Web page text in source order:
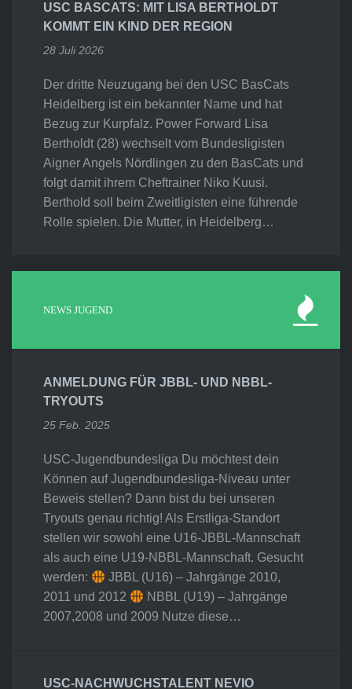
USC BASCATS: MIT LISA BERTHOLDT
KOMMT EIN KIND DER REGION
28 Juli 2026
Der dritte Neuzugang bei den USC BasCats
Heidelberg ist ein bekannter Name und hat
Bezug zur Kurpfalz. Power Forward Lisa
Bertholdt (28) wechselt vom Bundesligisten
Aigner Angels Nördlingen zu den BasCats und
folgt damit ihrem Cheftrainer Niko Kuusi.
Berthold soll beim Zweitligisten eine führende
Rolle spielen. Die Mutter, in Heidelberg…
NEWS JUGEND
ANMELDUNG FÜR JBBL- UND NBBL-
TRYOUTS
25 Feb. 2025
USC-Jugendbundesliga Du möchtest dein
Können auf Jugendbundesliga-Niveau unter
Beweis stellen? Dann bist du bei unseren
Tryouts genau richtig! Als Erstliga-Standort
stellen wir sowohl eine U16-JBBL-Mannschaft
als auch eine U19-NBBL-Mannschaft. Gesucht
werden:
JBBL (U16) – Jahrgänge 2010,
2011 und 2012
NBBL (U19) – Jahrgänge
2007,2008 und 2009 Nutze diese…
USC-NACHWUCHSTALENT NEVIO